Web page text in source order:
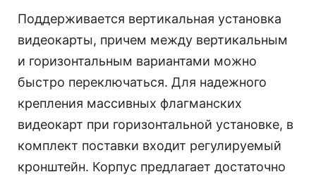
Поддерживается вертикальная установка
видеокарты, причем между вертикальным
и горизонтальным вариантами можно
быстро переключаться. Для надежного
крепления массивных флагманских
видеокарт при горизонтальной установке, в
комплект поставки входит регулируемый
кронштейн. Корпус предлагает достаточно